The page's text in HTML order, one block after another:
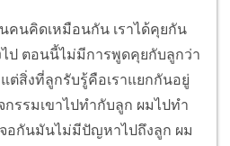
คนคิดเหมือนกัน เราได้คุยกัน
ป ตอนนี้ไม่มีการพูดคุยกับลูกว่า
ต่สิ่งที่ลูกรับรู้คือเราแยกกันอยู่
กรรมเขาไปทำกับลูก ผมไปทำ
อกันมันไม่มีปัญหาไปถึงลูก ผม